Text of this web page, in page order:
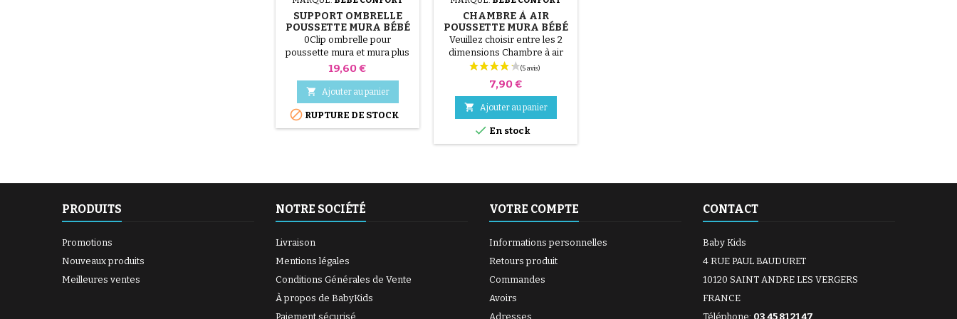
SUPPORT OMBRELLE
POUSSETTE MURA BÉBÉ
CONFORT
0Clip ombrelle pour
poussette mura et mura plus
de Bébé Confort et Maxi Cosi
Prix
19,60 €
 Ajouter au panier
 RUPTURE DE STOCK
CHAMBRE À AIR
POUSSETTE MURA BÉBÉ
CONFORT
Veuillez choisir entre les 2
dimensions Chambre à air
arrière 12 1/2x2 1/4 Chambre
Prix
7,90 €
 Ajouter au panier
 En stock
PRODUITS
Promotions
Nouveaux produits
Meilleures ventes
NOTRE SOCIÉTÉ
Livraison
Mentions légales
Conditions Générales de Vente
À propos de BabyKids
Paiement sécurisé
VOTRE COMPTE
Informations personnelles
Retours produit
Commandes
Avoirs
Adresses
CONTACT
Baby Kids
4 RUE PAUL BAUDURET
10120 SAINT ANDRE LES VERGERS
FRANCE
Téléphone: 03 45 81 21 47